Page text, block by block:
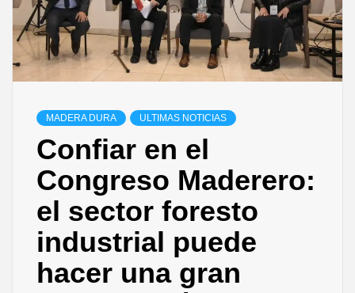
MADERA DURA ULTIMAS NOTICIAS
Confiar en el
Congreso Maderero:
el sector foresto
industrial puede
hacer una gran